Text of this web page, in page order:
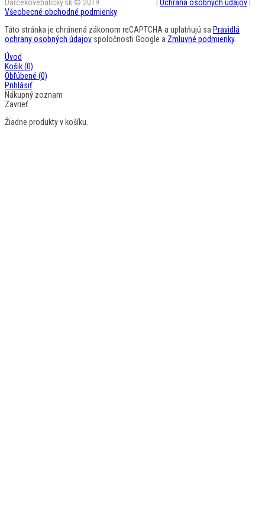
Darcekovebalicky.sk © 2019 Ochrana osobných údajov
Všeobecné obchodné podmienky
Táto stránka je chránená zákonom reCAPTCHA a uplatňujú sa Pravidlá
ochrany osobných údajov spoločnosti Google a Zmluvné podmienky.
Úvod
Košik(0)
Obľúbené (0)
Prihlásiť
Nákupný zoznam
Zavrieť
Žiadne produkty v košíku.